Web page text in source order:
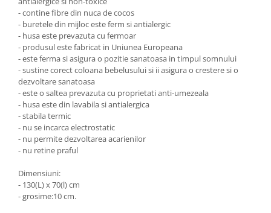
- contine fibre din nuca de cocos
- buretele din mijloc este ferm si antialergic
- husa este prevazuta cu fermoar
- produsul este fabricat in Uniunea Europeana
- este ferma si asigura o pozitie sanatoasa in timpul somnului
- sustine corect coloana bebelusului si ii asigura o crestere si o
dezvoltare sanatoasa
- este o saltea prevazuta cu proprietati anti-umezeala
- husa este din lavabila si antialergica
- stabila termic
- nu se incarca electrostatic
- nu permite dezvoltarea acarienilor
- nu retine praful
Dimensiuni:
- 130(L) x 70(l) cm
- grosime:10 cm.